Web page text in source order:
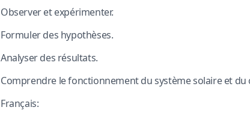
Observer et expérimenter.
Formuler des hypothèses.
Analyser des résultats.
Comprendre le fonctionnement du système solaire et du
Français: